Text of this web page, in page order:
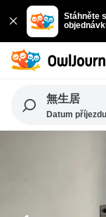
Stáhněte
無生居
Datum